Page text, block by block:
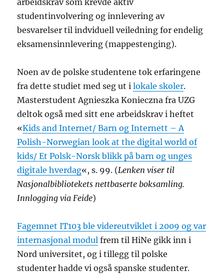
studentinvolvering og innlevering av
besvarelser til indviduell veiledning for endelig
eksamensinnlevering (mappestenging).
Noen av de polske studentene tok erfaringene
fra dette studiet med seg ut ilokale skoler.
Masterstudent Agnieszka Konieczna fra UZG
deltok også med sitt ene arbeidskrav i heftet
«Kids and Internet/ Barn og Internett – A
Polish-Norwegian look at the digital world of
kids/ Et Polsk-Norsk blikk på barn og unges
digitale hverdag«, s. 99. (Lenken viser til
Nasjonalbibliotekets nettbaserte boksamling.
Innlogging via Feide)
Fagemnet IT103 ble videreutviklet i 2009 og var
internasjonal modul frem til HiNe gikk inn i
Nord universitet, og i tillegg til polske
studenter hadde vi også spanske studenter.